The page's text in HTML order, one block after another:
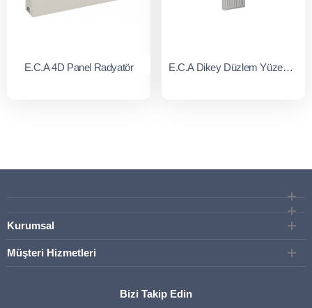
E.C.A 4D Panel Radyatör E.C.A Dikey Düzlem Yüzeyli Panel Radyatör Tip 21
Kurumsal
Müşteri Hizmetleri
Bizi Takip Edin